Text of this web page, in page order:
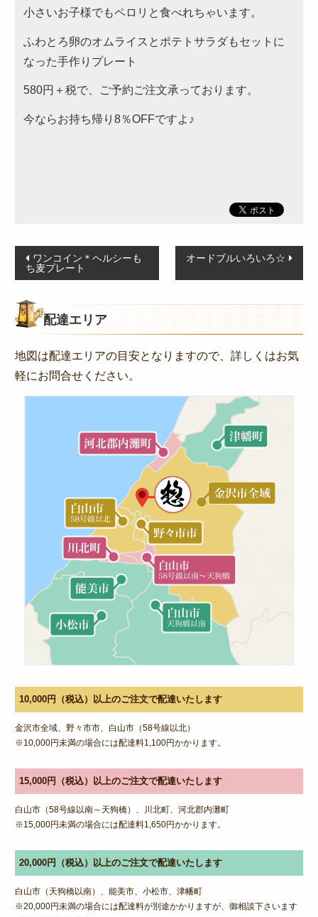
サンドウィッチ・おにぎり
高級弁当
ロケ・イベント弁当
幕の内弁当
オードブル
和食
高級海苔弁当
朝食
季節のお弁当
お知らせ
特定商取引法に基づく表記
小さいお子様でもペロリと食べれちゃいます。
ふわとろ卵のオムライスとポテトサラダもセットに
なった手作りプレート
580円＋税で、ご予約ご注文承っております。
今ならお持ち帰り8％OFFですよ♪
投
稿
ビ
ー
シ
ョ
ワンコイン＊ヘルシーも
ち麦プレート
オードブルいろいろ☆
配達エリア
地図は配達エリアの目安となりますので、詳しくはお気
軽にお問合せください。
10,000円（税込）以上のご注文で配達いたします
金沢市全域、野々市市、白山市（58号線以北）
※10,000円未満の場合には配達料1,100円かかります。
15,000円（税込）以上のご注文で配達いたします
白山市（58号線以南～天狗橋）、川北町、河北郡内灘町
※15,000円未満の場合には配達料1,650円かかります。
20,000円（税込）以上のご注文で配達いたします
白山市（天狗橋以南）、能美市、小松市、津幡町
※20,000円未満の場合には配達料が別途かかりますが、御相談下さいます